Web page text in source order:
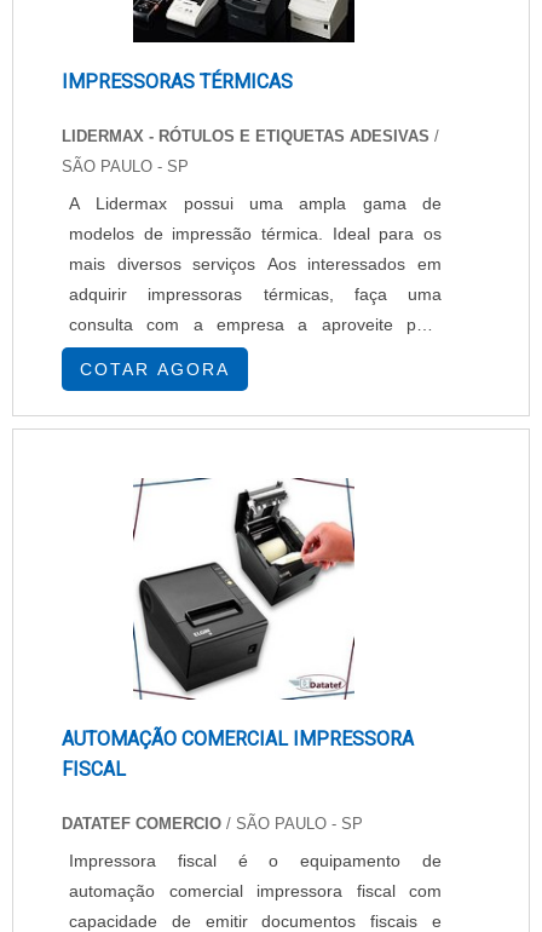
IMPRESSORAS TÉRMICAS
LIDERMAX - RÓTULOS E ETIQUETAS ADESIVAS /
SÃO PAULO - SP
A Lidermax possui uma ampla gama de
modelos de impressão térmica. Ideal para os
mais diversos serviços Aos interessados em
adquirir impressoras térmicas, faça uma
consulta com a empresa a aproveite para
solicitar um orçamento de impressoras
COTAR AGORA
AUTOMAÇÃO COMERCIAL IMPRESSORA
FISCAL
DATATEF COMERCIO / SÃO PAULO - SP
Impressora fiscal é o equipamento de
automação comercial impressora fiscal com
capacidade de emitir documentos fiscais e